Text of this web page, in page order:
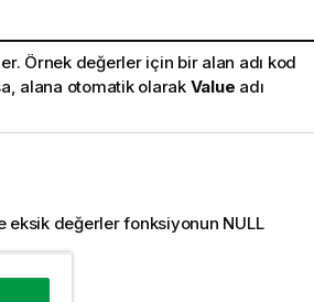
Örnek değerler için bir alan adı kod
alana otomatik olarak Value adı
eksik değerler fonksiyonun NULL